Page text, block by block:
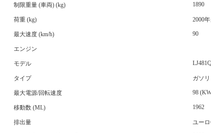
制限重量 (車両) (kg) 1890
荷重 (kg) 2000年か
最大速度 (km/h) 90
エンジン
モデル LJ481Q6
タイプ ガソリン
最大電源/回転速度 98 (KW) /
移動数 (ML) 1962
排出量 ユーロ6